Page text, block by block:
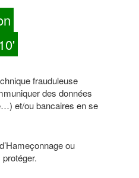
10'
frauduleuse
des données
et/ou bancaires en se
ou